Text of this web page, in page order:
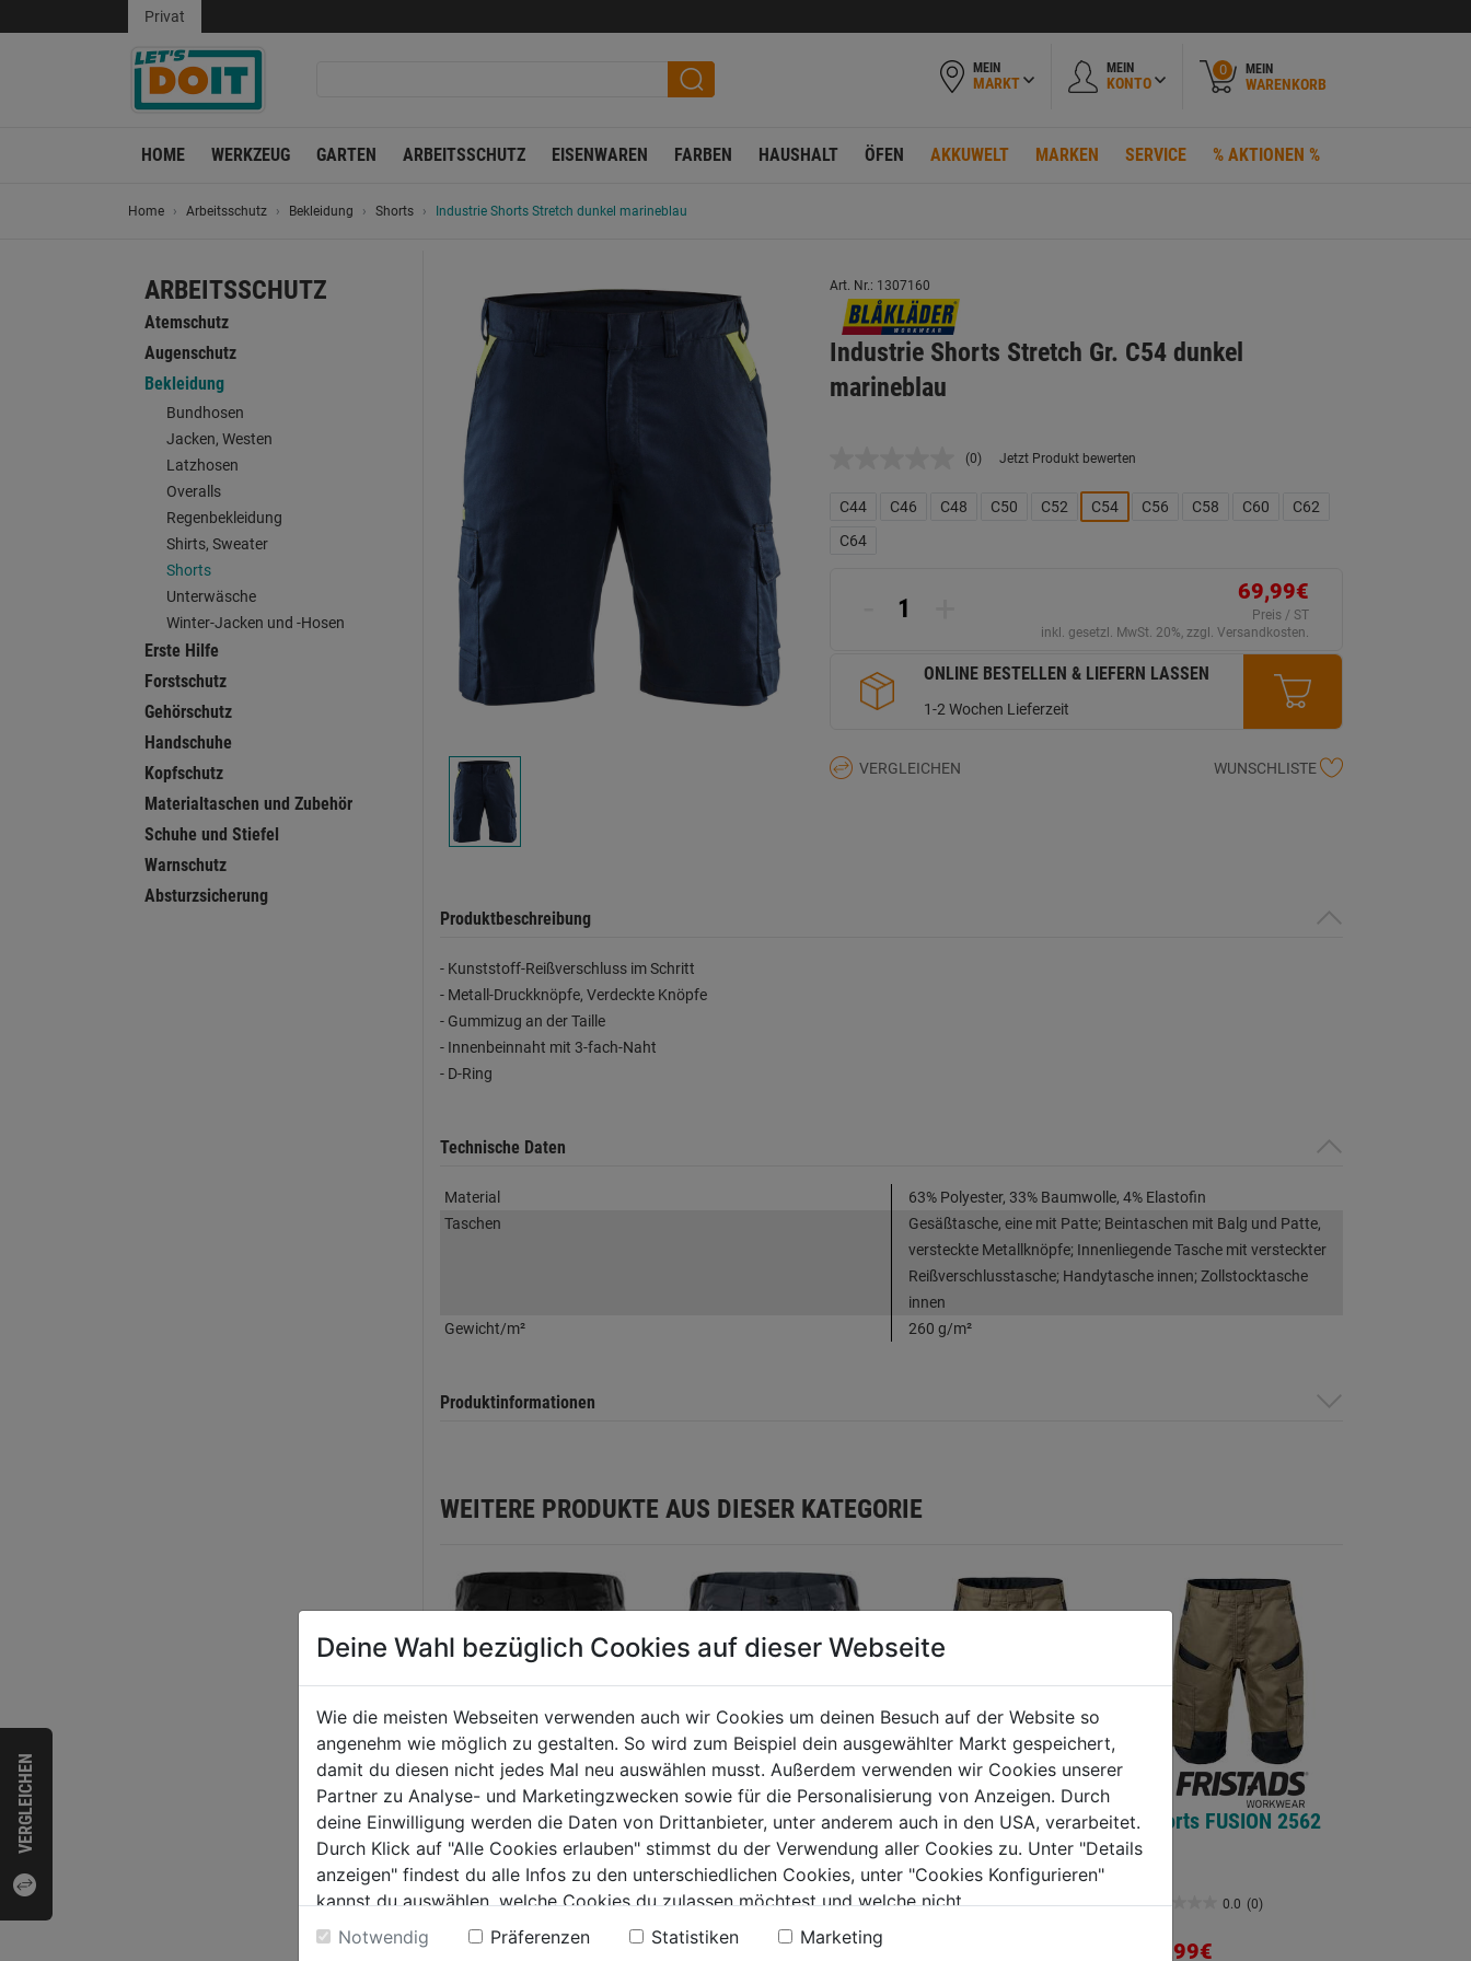
VERGLEICHEN
Privat
MEIN
MARKT
MEIN
KONTO
0 MEIN
WARENKORB
HOME WERKZEUG GARTEN ARBEITSSCHUTZ EISENWAREN FARBEN HAUSHALT ÖFEN AKKUWELT MARKEN SERVICE % AKTIONEN %
Home Arbeitsschutz Bekleidung Shorts Industrie Shorts Stretch dunkel marineblau
ARBEITSSCHUTZ
Atemschutz
Augenschutz
Bekleidung
Bundhosen
Jacken, Westen
Latzhosen
Overalls
Regenbekleidung
Shirts, Sweater
Shorts
Unterwäsche
Winter-Jacken und -Hosen
Erste Hilfe
Forstschutz
Gehörschutz
Handschuhe
Kopfschutz
Materialtaschen und Zubehör
Schuhe und Stiefel
Warnschutz
Absturzsicherung
Art. Nr.: 1307160
Industrie Shorts Stretch Gr. C54 dunkel
marineblau
Kein
Link
auf
(0) Jetzt Produkt bewerten
C44 C46 C48 C50 C52 C54 C56 C58 C60
C62
C64
69,99€
Preis / ST
inkl. gesetzl. MwSt. 20%, zzgl. Versandkosten.
ONLINE BESTELLEN & LIEFERN LASSEN
1-2 Wochen Lieferzeit
VERGLEICHEN WUNSCHLISTE
Produktbeschreibung
- Kunststoff-Reißverschluss im Schritt
- Metall-Druckknöpfe, Verdeckte Knöpfe
- Gummizug an der Taille
- Innenbeinnaht mit 3-fach-Naht
- D-Ring
Technische Daten
Material
63% Polyester, 33% Baumwolle, 4% Elastofin
Taschen
Gesäßtasche, eine mit Patte; Beintaschen mit Balg und Patte,
versteckte Metallknöpfe; Innenliegende Tasche mit versteckter
Reißverschlusstasche; Handytasche innen; Zollstocktasche
innen
Gewicht/m²
260 g/m²
Produktinformationen
WEITERE PRODUKTE AUS DIESER KATEGORIE
Stretch Shorts Service
2543LWR schwarz
Stretch Shorts Service
2543LWR
grau/schwarz
Shorts khaki/schwarz
Gr.44 FUSION 2562
0.0 (0)
Shorts FUSION 2562
0.0 (0)
73,99€
Deine Wahl bezüglich Cookies auf dieser Webseite
Wie die meisten Webseiten verwenden auch wir Cookies um deinen Besuch auf der Website so
angenehm wie möglich zu gestalten. So wird zum Beispiel dein ausgewählter Markt gespeichert,
damit du diesen nicht jedes Mal neu auswählen musst. Außerdem verwenden wir Cookies unserer
Partner zu Analyse- und Marketingzwecken sowie für die Personalisierung von Anzeigen. Durch
deine Einwilligung werden die Daten von Drittanbieter, unter anderem auch in den USA, verarbeitet.
Durch Klick auf "Alle Cookies erlauben" stimmst du der Verwendung aller Cookies zu. Unter "Details
anzeigen" findest du alle Infos zu den unterschiedlichen Cookies, unter "Cookies Konfigurieren"
kannst du auswählen, welche Cookies du zulassen möchtest und welche nicht.
Weitere Informationen findest du in unserer Datenschutzerklärung
Notwendig Präferenzen Statistiken Marketing